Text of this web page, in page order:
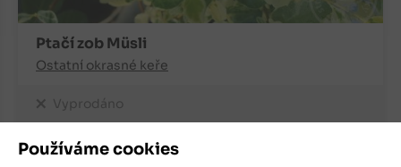
Používáme cookies
Ptačí zob Müsli
Ostatní okrasné keře
Vyprodáno
250Kč